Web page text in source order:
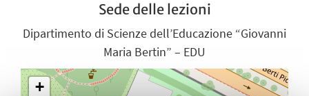
Sede delle lezioni
+
Dipartimento di Scienze dell’Educazione “Giovanni
Maria Bertin” – EDU